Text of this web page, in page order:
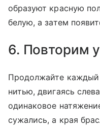
образуют красную
белую, а затем
6. Повторим
Продолжайте
нитью, двигаясь
одинаковое
сужались, а края